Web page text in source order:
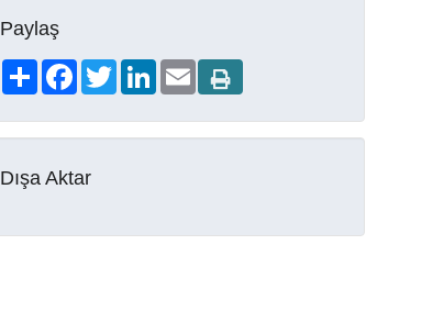
Paylaş
ShareFacebookTwitterLinkedIn
Email
Dışa Aktar